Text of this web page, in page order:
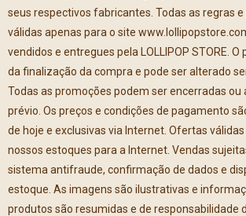
seus respectivos fabricantes. Todas as regras
válidas apenas para o site
vendidos e entregues pela LOLLIPOP STORE. O
da finalização da compra e pode ser alterado
Todas as promoções podem ser encerradas ou
prévio. Os preços e condições de pagamento
de hoje e exclusivas via Internet. Ofertas
nossos estoques para a Internet. Vendas
sistema antifraude, confirmação de dados e
estoque. As imagens são ilustrativas e
produtos são resumidas e de responsabilidade